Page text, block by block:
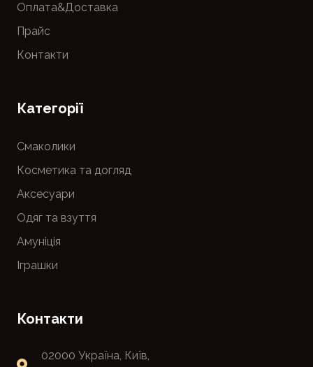
Оплата&Доставка
Прайс
Контакти
Категорії
Смаколики
Косметика та догляд
Аксесуари
Одяг та взуття
Амуніція
Іграшки
Контакти
02000 Україна, Київ,